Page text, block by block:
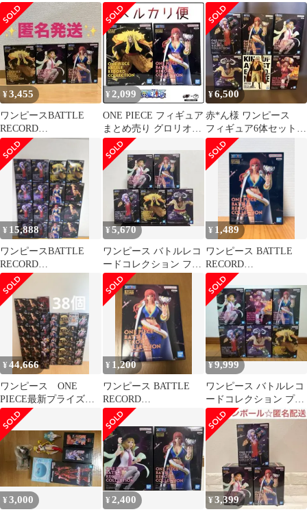
カ 呪術廻戦 銀魂 まと
め売り
テューシー グロリオ
ーサ フィギュア
¥3,455
ワンピースBATTLE
RECORD
COLLECTION 3個セッ
ト
¥ 2,099
ONE PIECE フィギュア
まとめ売り グロリオー
サ/シキ
¥6,500
赤*ん様 ワンピース
フィギュア6体セット
カイドウ/キャプテン/エ
ドワード/リ
¥ 15,888
ワンピースBATTLE
RECORD
COLLECTIONフィギュ
ア16個セット
¥5,670
ワンピース バトルレコ
ードコレクション フィ
ギュア 5体セット
¥ 1,489
ワンピース BATTLE
RECORD
COLLECTION グロリ
オーサ
¥44,666
ワンピース ONE
PIECE最新プライズフ
ィギュア ルフィ、カ
タクリ 計38点
¥ 1,200
ワンピース BATTLE
RECORD
COLLECTION-
GLORIOSA-
¥9,999
ワンピース バトルレコ
ードコレクション プラ
イズフィギュア まとめ
売り
¥3,000 ¥ 2,400 ¥3,399